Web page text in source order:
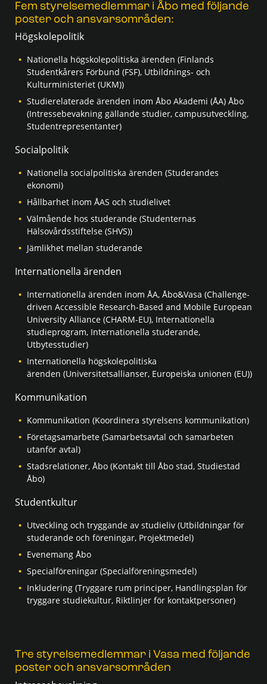
Fem styrelsemedlemmar i Åbo med följande
poster och ansvarsområden:
Högskolepolitik
Nationella högskolepolitiska ärenden (Finlands
Studentkårers Förbund (FSF), Utbildnings- och
Kulturministeriet (UKM))
Studierelaterade ärenden inom Åbo Akademi (ÅA) Åbo
(Intressebevakning gällande studier, campusutveckling,
Studentrepresentanter)
Socialpolitik
Nationella socialpolitiska ärenden (Studerandes
ekonomi)
Hållbarhet inom ÅAS och studielivet
Välmående hos studerande (Studenternas
Hälsovårdsstiftelse (SHVS))
Jämlikhet mellan studerande
Internationella ärenden
Internationella ärenden inom ÅA, Åbo&Vasa (Challenge-
driven Accessible Research-Based and Mobile European
University Alliance (CHARM-EU), Internationella
studieprogram, Internationella studerande,
Utbytesstudier)
Internationella högskolepolitiska
ärenden (Universitetsallianser, Europeiska unionen (EU))
Kommunikation
Kommunikation (Koordinera styrelsens kommunikation)
Företagsamarbete (Samarbetsavtal och samarbeten
utanför avtal)
Stadsrelationer, Åbo (Kontakt till Åbo stad, Studiestad
Åbo)
Studentkultur
Utveckling och tryggande av studieliv (Utbildningar för
studerande och föreningar, Projektmedel)
Evenemang Åbo
Specialföreningar (Specialföreningsmedel)
Inkludering (Tryggare rum principer, Handlingsplan för
tryggare studiekultur, Riktlinjer för kontaktpersoner)
Tre styrelsemedlemmar i Vasa med följande
poster och ansvarsområden